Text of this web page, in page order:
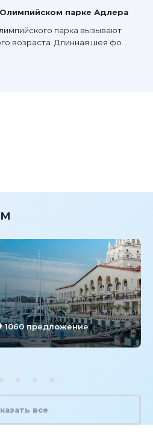
парке Адлера
парка вызывают
возраста. Длинная шея фо...
1060 предложение
все